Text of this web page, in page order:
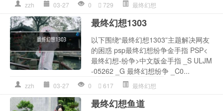
zzh 03-27 0 729 最终幻想
最终幻想1303
以下围绕“最终幻想1303”主题解决网友
的困惑 psp最终幻想纷争金手指 PSP<
最终幻想-纷争>中文版金手指 _S ULJM
-05262 _G 最终幻想纷争 _C0...
zzh 03-27 0 617 最终幻想
最终幻想鱼道